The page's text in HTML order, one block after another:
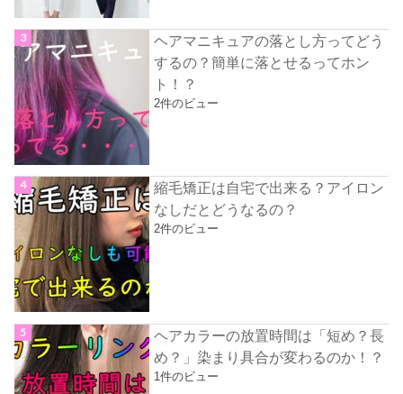
ヘアマニキュアの落とし方ってどう
するの？簡単に落とせるってホン
ト！？
2件のビュー
縮毛矯正は自宅で出来る？アイロン
なしだとどうなるの？
2件のビュー
ヘアカラーの放置時間は「短め？長
め？」染まり具合が変わるのか！？
1件のビュー